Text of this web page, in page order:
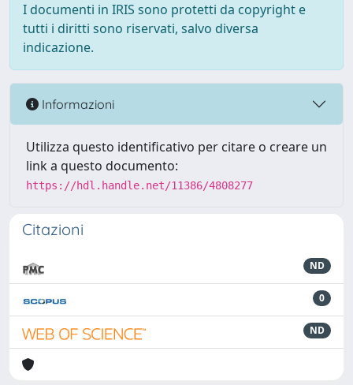
I documenti in IRIS sono protetti da copyright e
tutti i diritti sono riservati, salvo diversa
indicazione.
Informazioni
Utilizza questo identificativo per citare o creare un
link a questo documento:
https://hdl.handle.net/11386/4808277
Citazioni
ND
0
ND